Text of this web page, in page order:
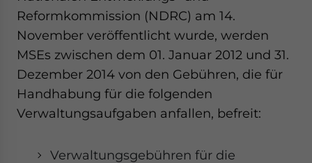
Reformkommission (NDRC) am 14.
November veröffentlicht wurde, werden
MSEs zwischen dem 01. Januar 2012 und 31.
Dezember 2014 von den Gebühren, die für
Handhabung für die folgenden
Verwaltungsaufgaben anfallen, befreit:
Verwaltungsgebühren für die
for Asia!
- case sensitive